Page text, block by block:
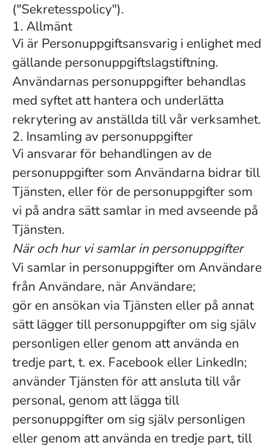
("Sekretesspolicy").
1. Allmänt
Vi är Personuppgiftsansvarig i enlighet med
gällande personuppgiftslagstiftning.
Användarnas personuppgifter behandlas
med syftet att hantera och underlätta
rekrytering av anställda till vår verksamhet.
2. Insamling av personuppgifter
Vi ansvarar för behandlingen av de
personuppgifter som Användarna bidrar till
Tjänsten, eller för de personuppgifter som
vi på andra sätt samlar in med avseende på
Tjänsten.
När och hur vi samlar in personuppgifter
Vi samlar in personuppgifter om Användare
från Användare, när Användare;
gör en ansökan via Tjänsten eller på annat
sätt lägger till personuppgifter om sig själv
personligen eller genom att använda en
tredje part, t. ex. Facebook eller LinkedIn;
använder Tjänsten för att ansluta till vår
personal, genom att lägga till
personuppgifter om sig själv personligen
eller genom att använda en tredje part, till